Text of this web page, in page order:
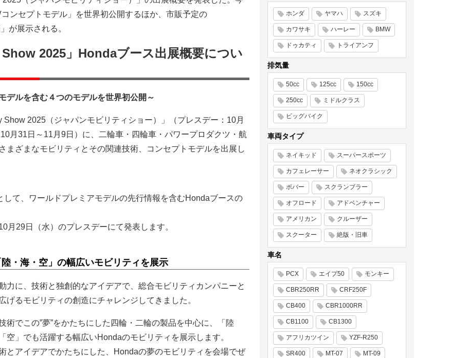
ンセプトモデル」を世界初公開するほか、市販予定の
が展示される。
2025」Hondaブース出展概要につい
デルを含む４つのモデルを世界初公開～
Show 2025（ジャパンモビリティショー）」（プレスデー：10月
月31日～11月9日）に、二輪車・四輪車・パワープロダクツ・航
まざまなモビリティとその関連技術、コンセプトモデルを出展し
して、ワールドプレミアモデルの先行情報を含むHondaブースの
月29日（水）のプレスデーにて発表します。
・海・空」の幅広いモビリティを展示
力に、技術と独創的なアイデアで、総合モビリティカンパニーと
げるモビリティの創造にチャレンジしてきました。
術でこの”夢”をかたちにした四輪・二輪の製品を中心に、「陸
空」でも活躍する幅広いHondaのモビリティを展示します。
とアイデアでかたちにした、Hondaの夢のモビリティを会場でぜ
ホンダ ヤマハ スズキ
カワサキ ハーレー BMW
ドゥカティ トライアンフ
排気量
50cc 125cc 150cc
250cc ミドルクラス
ビッグバイク
車両タイプ
ネイキッド スーパースポーツ
カフェレーサー ネオクラシック
ボバー スクランブラー
オフロード アドベンチャー
アメリカン クルーザー
スクーター 絶版・旧車
車名
PCX エイプ50 モンキー
CBR250RR CRF250F
CB400 CBR1000RR
CB1100 CB1300
アフリカツイン YZF-R250
SR400 MT-07 MT-09